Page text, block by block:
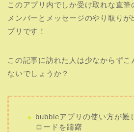
このアプリ内でしか受け取れな直
メンバーとメッセージのやり取り
プリです！
この記事に訪れた人は少なからず
ないでしょうか？
bubbleアプリの使い方が難
ロードを躊躇